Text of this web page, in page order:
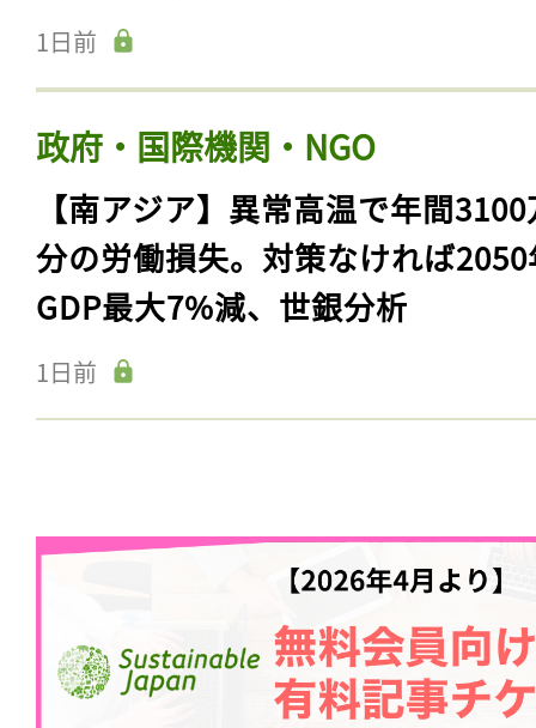
1日前
政府・国際機関・NGO
【南アジア】異常高温で年間
分の労働損失。対策なければ
GDP最大7%減、世銀分析
1日前